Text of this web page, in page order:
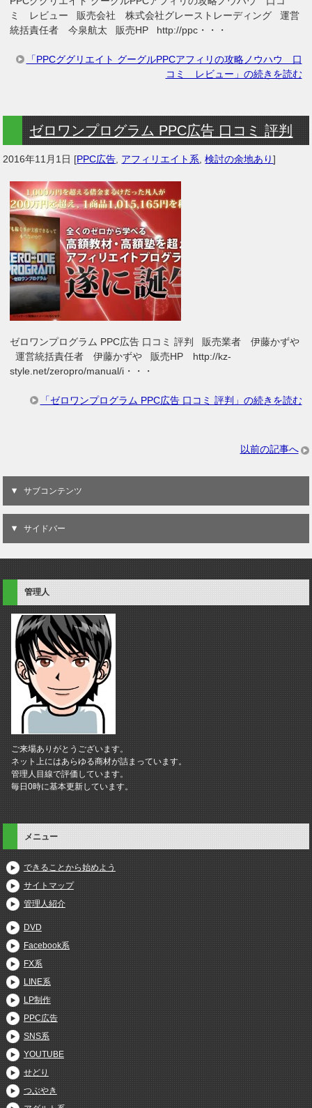
ミ レビュー 販売会社 株式会社グレーストレーディング 運営
統括責任者 今泉航太 販売HP http://ppc・・・
「PPCググリエイト グーグルPPCアフィリの攻略ノウハウ 口
コミ レビュー」の続きを読む
ゼロワンプログラム PPC広告 口コミ 評判
2016年11月1日 [PPC広告 アフィリエイト系 ,検討の余地あり]
ゼロワンプログラム PPC広告 口コミ 評判 販売業者 伊藤かずや
運営統括責任者 伊藤かずや 販売HP http://kz-
style.net/zeropro/manual/i・・・
「ゼロワンプログラム PPC広告 口コミ 評判」の続きを読む
以前の記事へ
サブコンテンツ
サイドバー
管理人
ご来場ありがとうございます。
ネット上にはあらゆる商材が詰まっています。
管理人目線で評価しています。
毎日0時に基本更新しています。
メニュー
できることから始めよう
サイトマップ
管理人紹介
DVD
Facebook系
FX系
LINE系
LP制作
PPC広告
SNS系
YOUTUBE
せどり
つぶやき